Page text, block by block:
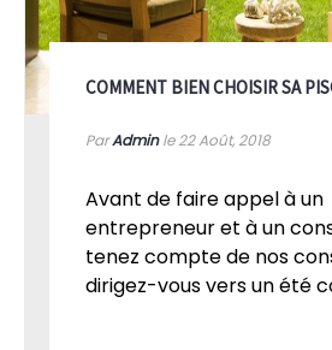
COMMENT BIEN CHOISIR SA
ParAdminle 22Août, 2018
Avant de faire appel à un
entrepreneur et à un
tenez compte de nos
dirigez-vous vers un été